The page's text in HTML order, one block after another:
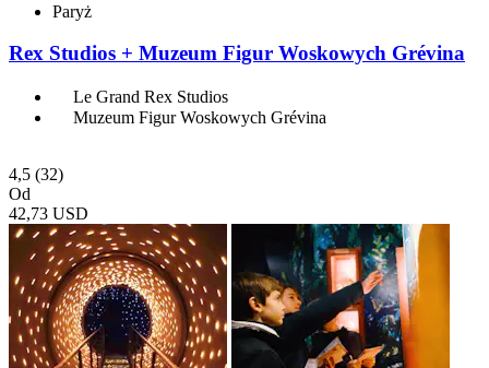
Paryż
Rex Studios + Muzeum Figur Woskowych Grévina
Le Grand Rex Studios
Muzeum Figur Woskowych Grévina
4,5 (32)
Od
42,73 USD